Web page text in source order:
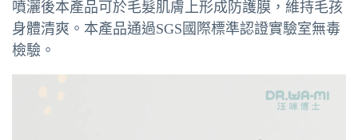
噴灑後本產品可於毛髮肌膚上形成防護膜，維持毛孩
身體清爽。本產品通過SGS國際標準認證實驗室無毒
檢驗。